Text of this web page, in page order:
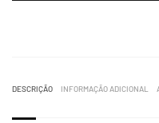
DESCRIÇÃO INFORMAÇÃO ADICIONAL